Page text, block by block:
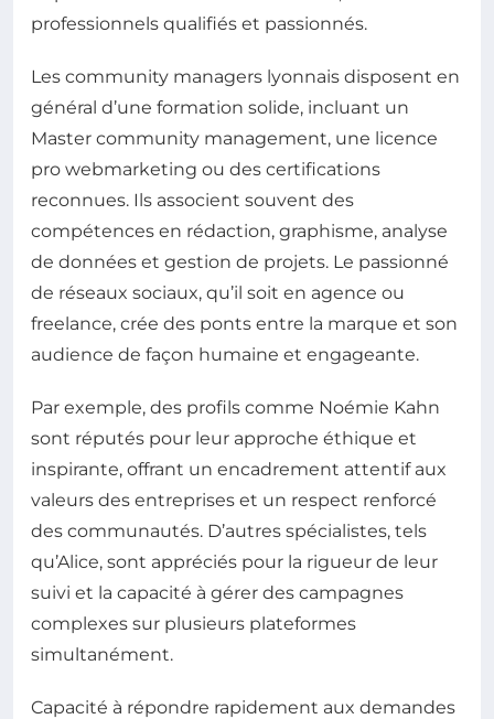
professionnels qualifiés et passionnés.
Les community managers lyonnais disposent en
général d’une formation solide, incluant un
Master community management, une licence
pro webmarketing ou des certifications
reconnues. Ils associent souvent des
compétences en rédaction, graphisme, analyse
de données et gestion de projets. Le passionné
de réseaux sociaux, qu’il soit en agence ou
freelance, crée des ponts entre la marque et son
audience de façon humaine et engageante.
Par exemple, des profils comme Noémie Kahn
sont réputés pour leur approche éthique et
inspirante, offrant un encadrement attentif aux
valeurs des entreprises et un respect renforcé
des communautés. D’autres spécialistes, tels
qu’Alice, sont appréciés pour la rigueur de leur
suivi et la capacité à gérer des campagnes
complexes sur plusieurs plateformes
simultanément.
Capacité à répondre rapidement aux demandes